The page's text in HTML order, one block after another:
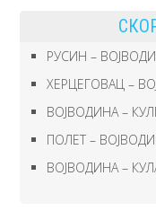
РУСИН –
ХЕРЦЕГОВАЦ –
ВОЈВОДИНА –
ПОЛЕТ –
ВОЈВОДИНА –